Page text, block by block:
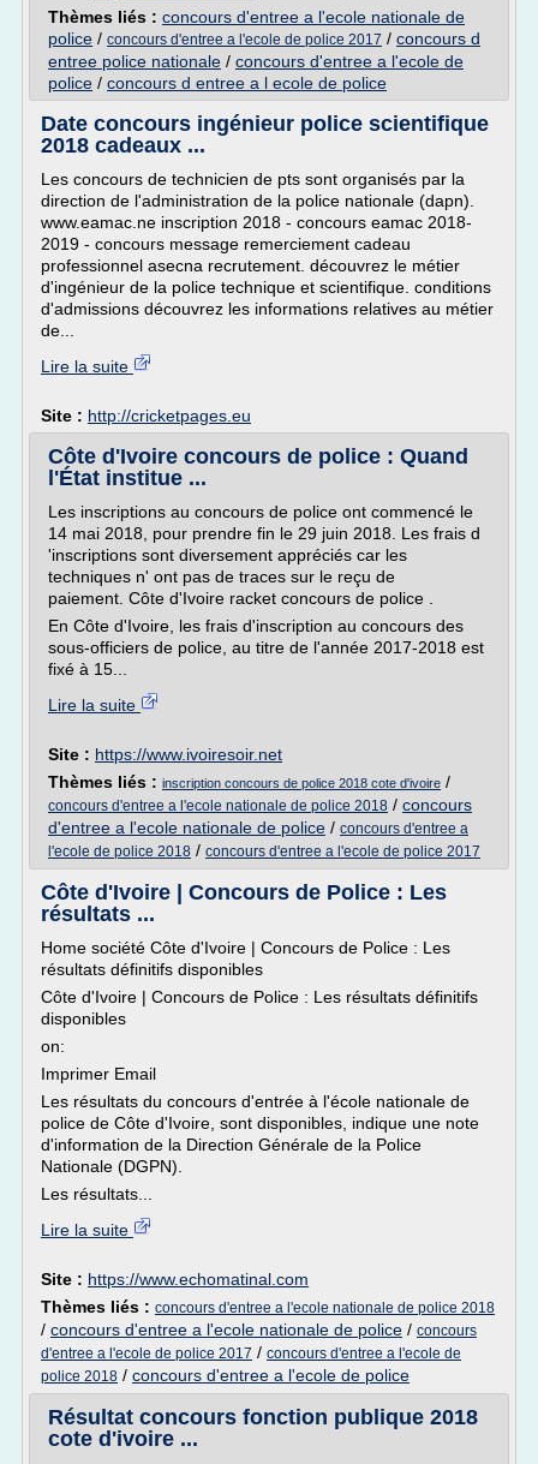
Thèmes liés : concours d'entree a l'ecole nationale de
police / concours d'entree a l'ecole de police 2017 / concours d
entree police nationale / concours d'entree a l'ecole de
police / concours d entree a l ecole de police
Date concours ingénieur police scientifique
2018 cadeaux ...
Les concours de technicien de pts sont organisés par la
direction de l'administration de la police nationale (dapn).
www.eamac.ne inscription 2018 - concours eamac 2018-
2019 - concours message remerciement cadeau
professionnel asecna recrutement. découvrez le métier
d'ingénieur de la police technique et scientifique. conditions
d'admissions découvrez les informations relatives au métier
de...
Lire la suite
Site : http://cricketpages.eu
Côte d'Ivoire concours de police : Quand
l'État institue ...
Les inscriptions au concours de police ont commencé le
14 mai 2018, pour prendre fin le 29 juin 2018. Les frais d
'inscriptions sont diversement appréciés car les
techniques n' ont pas de traces sur le reçu de
paiement. Côte d'Ivoire racket concours de police .
En Côte d'Ivoire, les frais d'inscription au concours des
sous-officiers de police, au titre de l'année 2017-2018 est
fixé à 15...
Lire la suite
Site : https://www.ivoiresoir.net
Thèmes liés : inscription concours de police 2018 cote d'ivoire /
concours d'entree a l'ecole nationale de police 2018 / concours
d'entree a l'ecole nationale de police / concours d'entree a
l'ecole de police 2018 / concours d'entree a l'ecole de police 2017
Côte d'Ivoire | Concours de Police : Les
résultats ...
Home société Côte d'Ivoire | Concours de Police : Les
résultats définitifs disponibles
Côte d'Ivoire | Concours de Police : Les résultats définitifs
disponibles
on:
Imprimer Email
Les résultats du concours d'entrée à l'école nationale de
police de Côte d'Ivoire, sont disponibles, indique une note
d'information de la Direction Générale de la Police
Nationale (DGPN).
Les résultats...
Lire la suite
Site : https://www.echomatinal.com
Thèmes liés : concours d'entree a l'ecole nationale de police 2018
/ concours d'entree a l'ecole nationale de police / concours
d'entree a l'ecole de police 2017 / concours d'entree a l'ecole de
police 2018 / concours d'entree a l'ecole de police
Résultat concours fonction publique 2018
cote d'ivoire ...